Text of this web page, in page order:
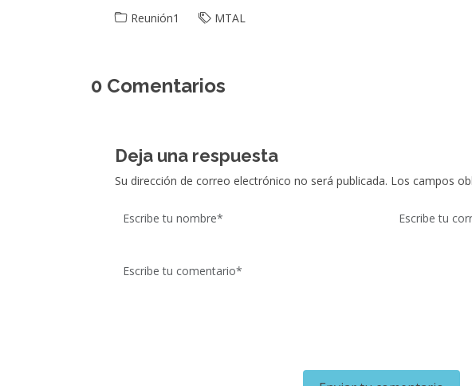
Reunión1 MTAL
0 Comentarios
Deja una respuesta
Su dirección de correo electrónico no será publicada. Los campos